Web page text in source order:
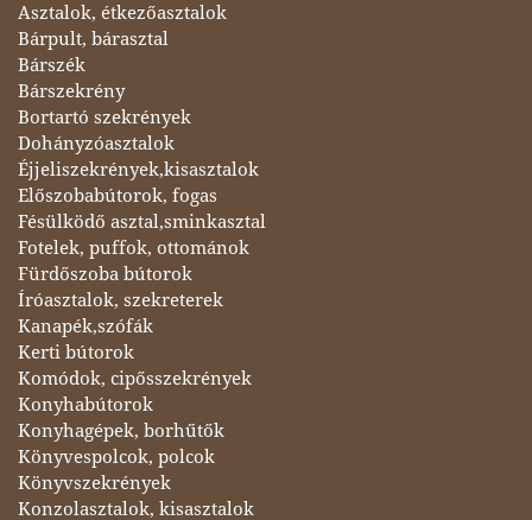
Asztalok, étkezőasztalok
Bárpult, bárasztal
Bárszék
Bárszekrény
Bortartó szekrények
Dohányzóasztalok
Éjjeliszekrények,kisasztalok
Előszobabútorok, fogas
Fésülködő asztal,sminkasztal
Fotelek, puffok, ottománok
Fürdőszoba bútorok
Íróasztalok, szekreterek
Kanapék,szófák
Kerti bútorok
Komódok, cipősszekrények
Konyhabútorok
Konyhagépek, borhűtők
Könyvespolcok, polcok
Könyvszekrények
Konzolasztalok, kisasztalok